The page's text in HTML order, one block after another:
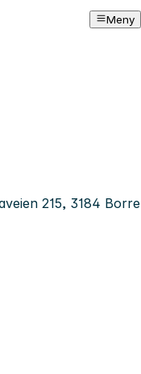
Meny
215, 3184 Borre